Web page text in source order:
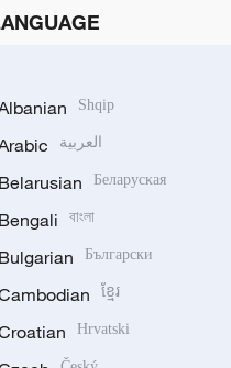
Shqip
العربية
Belarusian Беларуская
Bengali বাংলা
Bulgarian Български
ខ្មែរ
Hrvatski